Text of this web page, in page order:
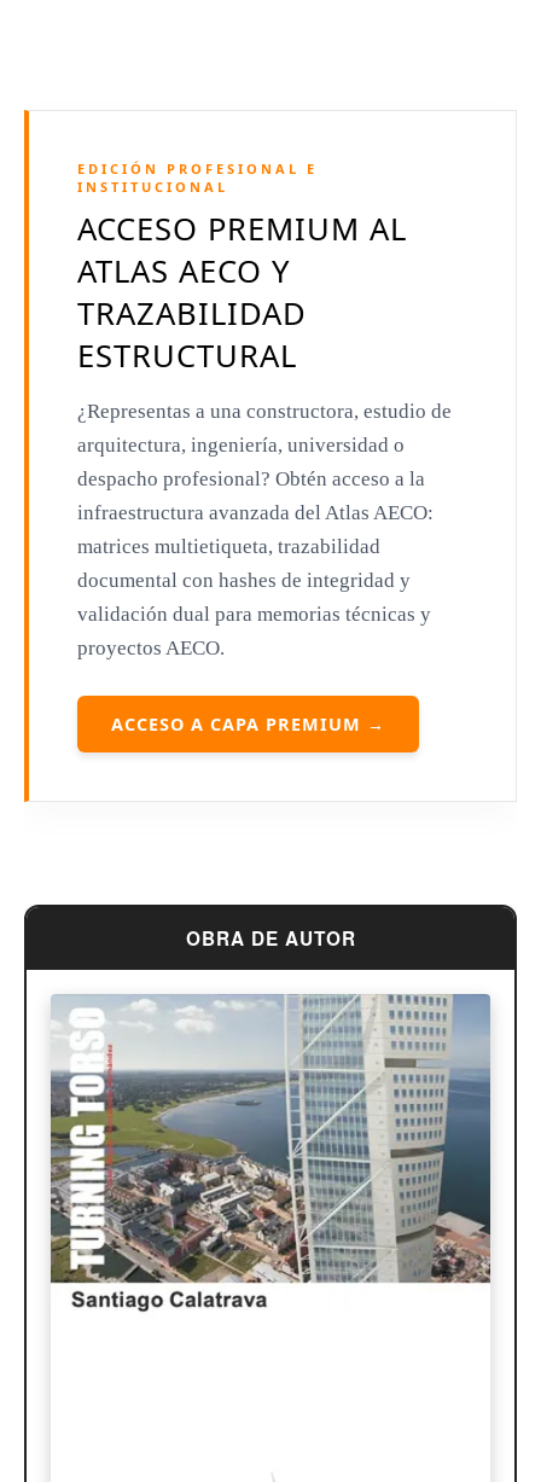
Richard Meier
Aldo Rossi
Toyo Ito
Jacques Herzog
Rem Koolhaas
Zaha Hadid
Renzo Piano
Oscar Niemeyer
Mies van der Rohe
Le Corbusier
William Pereira
Antoni Gaudí
EDICIÓN PROFESIONAL E
INSTITUCIONAL
ACCESO PREMIUM AL
ATLAS AECO Y
TRAZABILIDAD
ESTRUCTURAL
¿Representas a una constructora, estudio de
arquitectura, ingeniería, universidad o
despacho profesional? Obtén acceso a la
infraestructura avanzada del Atlas AECO:
matrices multietiqueta, trazabilidad
documental con hashes de integridad y
validación dual para memorias técnicas y
proyectos AECO.
ACCESO A CAPA PREMIUM →
OBRA DE AUTOR